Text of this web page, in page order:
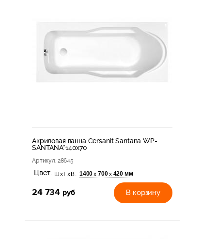
Акриловая ванна Cersanit Santana WP-
SANTANA*140x70
Артикул: 28645
Цвет: ШхГхВ: 1400х 700х 420 мм
24 734 руб В корзину